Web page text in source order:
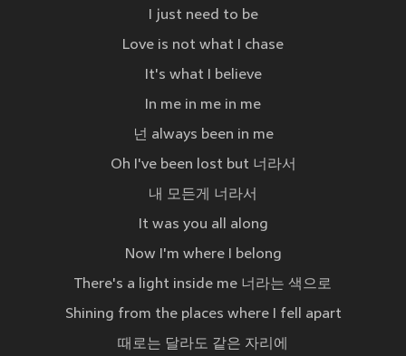
I just need to be
Love is not what I chase
It's what I believe
In me in me in me
넌 always been in me
Oh I've been lost but 너라서
내 모든게 너라서
It was you all along
Now I'm where I belong
There's a light inside me 너라는 색으로
Shining from the places where I fell apart
때로는 달라도 같은 자리에